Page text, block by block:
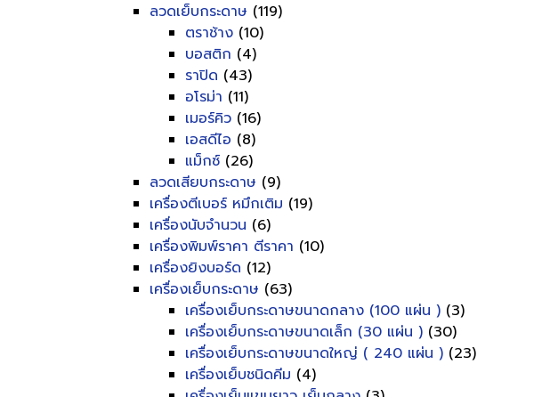
ลวดเย็บกระดาษ (119)
ตราช้าง (10)
บอสติก (4)
ราปิด (43)
อโรม่า (11)
เมอร์คิว (16)
เอสดีไอ (8)
แม็กซ์ (26)
ลวดเสียบกระดาษ (9)
เครื่องตีเบอร์ หมึกเติม (19)
เครื่องนับจำนวน (6)
เครื่องพิมพ์ราคา ตีราคา (10)
เครื่องยิงบอร์ด (12)
เครื่องเย็บกระดาษ (63)
เครื่องเย็บกระดาษขนาดกลาง (100 แผ่น ) (3)
เครื่องเย็บกระดาษขนาดเล็ก (30 แผ่น ) (30)
เครื่องเย็บกระดาษขนาดใหญ่ ( 240 แผ่น ) (23)
เครื่องเย็บชนิดคีม (4)